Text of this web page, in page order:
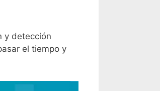
y detección
el tiempo y